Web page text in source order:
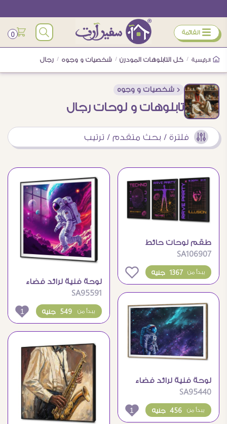
ÿ القائمة 0
الرئيسية / كل التابلوهات المودرن / شخصيات و وجوه / رجال
< شخصيات و وجوه
تابلوهات و لوحات رجال
فلترة / بحث متقدم / ترتيب
طقم لوحات حائط
مودرن بتصميم تكنو
ديجيتال
SA106907
1367 جنيه يبدأ من 0
لوحة فنية لرائد فضاء
يخطو على كوكب ملون
SA95591
549 جنيه يبدأ من 1
لوحة فنية لرائد فضاء
في الفضاء الخارجي
SA95440
456 جنيه يبدأ من 1